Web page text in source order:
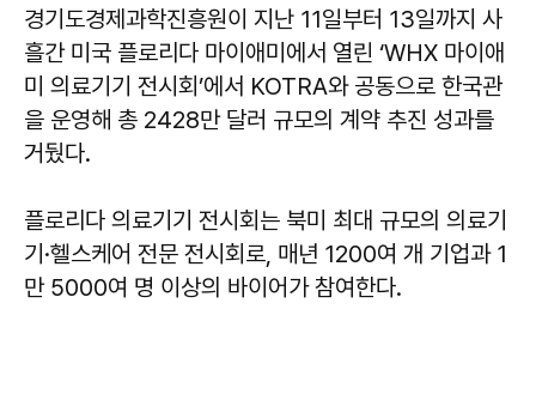
경기도경제과학진흥원이 지난 11일부터 13일까지 사
흘간 미국 플로리다 마이애미에서 열린 ‘WHX 마이애
미 의료기기 전시회’에서 KOTRA와 공동으로 한국관
을 운영해 총 2428만 달러 규모의 계약 추진 성과를
거뒀다.
플로리다 의료기기 전시회는 북미 최대 규모의 의료기
기·헬스케어 전문 전시회로, 매년 1200여 개 기업과 1
만 5000여 명 이상의 바이어가 참여한다.